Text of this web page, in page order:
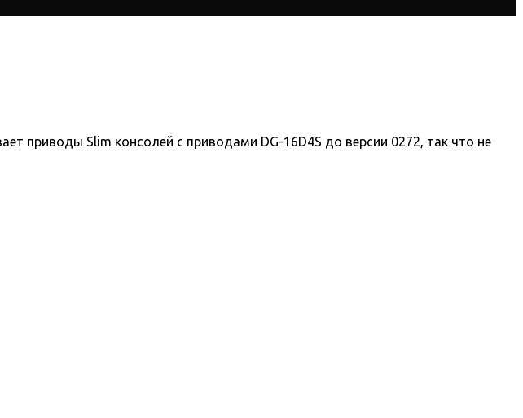
приводы Slim консолей с приводами DG-16D4S до версии 0272, так что не